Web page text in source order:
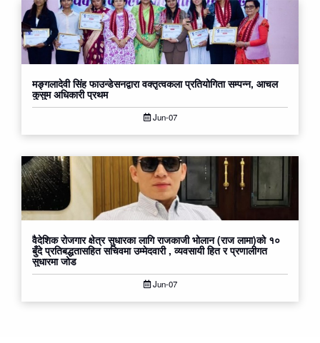
मङ्गलादेवी सिंह फाउन्डेसनद्वारा वक्तृत्वकला प्रतियोगिता सम्पन्न, आचल
कुसुम अधिकारी प्रथम
Jun-07
वैदेशिक रोजगार क्षेत्र सुधारका लागि राजकाजी भोलान (राज लामा)को १०
बुँदे प्रतिबद्धतासहित सचिवमा उम्मेदवारी , व्यवसायी हित र प्रणालीगत
सुधारमा जोड
Jun-07